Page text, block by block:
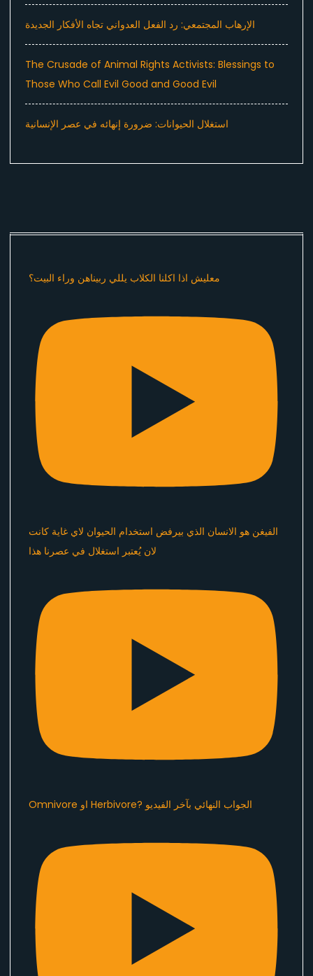
الإرهاب المجتمعي: رد الفعل العدواني تجاه الأفكار الجديدة
The Crusade of Animal Rights Activists: Blessings to
Those Who Call Evil Good and Good Evil
استغلال الحيوانات: ضرورة إنهائه في عصر الإنسانية
معليش اذا اكلنا الكلاب يللي ربيناهن وراء البيت؟
الفيغن هو الانسان الذي بيرفض استخدام الحيوان لاي غاية كانت
Omnivore او Herbivore? الجواب النهائي بآخر الفيديو